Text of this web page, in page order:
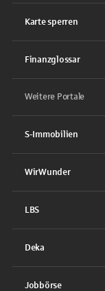
Karte sperren
Finanzglossar
Weitere Portale
S-Immobilien
WirWunder
LBS
Deka
Jobbörse